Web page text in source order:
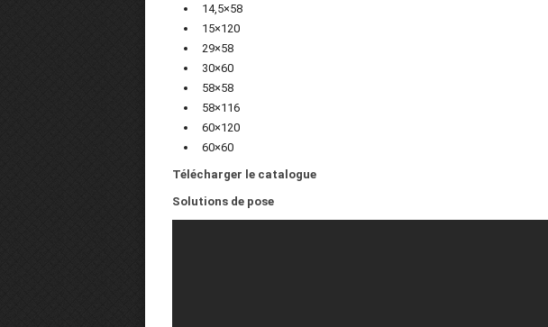
14,5×58
15×120
29×58
30×60
58×58
58×116
60×120
60×60
Télécharger le catalogue
Solutions de pose